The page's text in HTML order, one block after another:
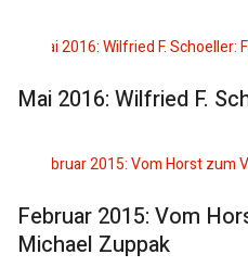
Mai 2016: Wilfried F.
Februar 2015: Vom
Michael Zuppak